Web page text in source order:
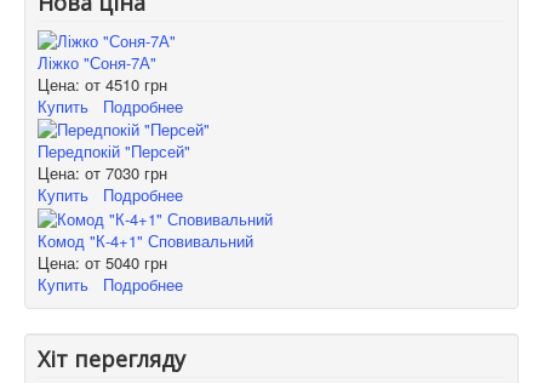
Ліжко "Соня-7А"
Цена: от 4510 грн
Купить
Подробнее
Передпокій "Персей"
Цена: от 7030 грн
Купить
Подробнее
Комод "К-4+1" Сповивальний
Цена: от 5040 грн
Купить
Подробнее
Хіт перегляду